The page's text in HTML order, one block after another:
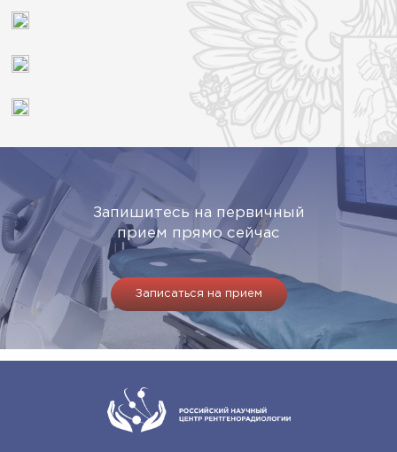
Запишитесь на первичный
прием прямо сейчас
Записаться на прием